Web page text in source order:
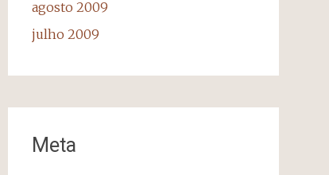
agosto 2009
julho 2009
Meta